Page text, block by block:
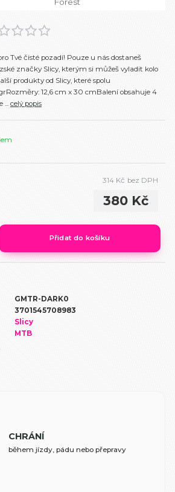
Tvé čisté pozadí! Pouze u nás dostaneš
značky Slicy, kterým si můžeš vyladit kolo
produkty od Slicy, které spolu
12,6 cm x 30 cmBalení obsahuje 4
... celý popis
380 Kč
314 Kč bez DPH
Přidat do košíku
GMTR-DARK0
3701545708983
Slicy
MTB
CHRÁNÍ
během jízdy, pádu nebo přepravy